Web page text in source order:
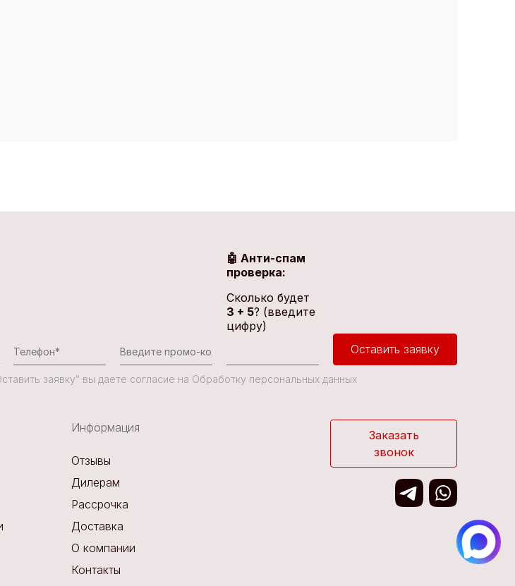
🤖 Анти-спам
проверка:
Сколько будет
3 + 5? (введите
цифру)
Оставить заявку
заявку” вы даете согласие на Обработку персональных данных
Информация
Отзывы
Дилерам
Рассрочка
Доставка
О компании
Контакты
Заказать
звонок